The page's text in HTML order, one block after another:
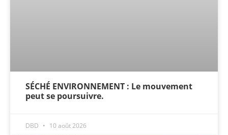
SÉCHÉ ENVIRONNEMENT : Le mouvement
peut se poursuivre.
DBD 10 août 2026